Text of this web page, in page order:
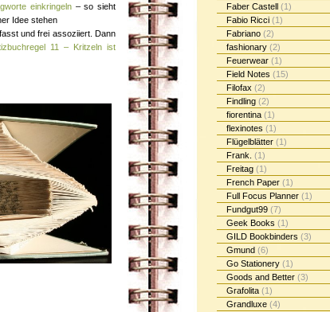
einkringeln – so sieht
Idee stehen
und frei assoziiert. Dann
11 – Kritzeln ist
Faber Castell (1)
Fabio Ricci (1)
Fabriano (2)
fashionary (2)
Feuerwear (1)
Field Notes (15)
Filofax (2)
Findling (2)
fiorentina (1)
flexinotes (1)
Flügelblätter (1)
Frank. (1)
Freitag (1)
French Paper (1)
Full Focus Planner (1)
Fundgut99 (7)
Geek Books (1)
GILD Bookbinders (3)
Gmund (6)
Go Stationery (1)
Goods and Better (3)
Grafolita (1)
Grandluxe (4)